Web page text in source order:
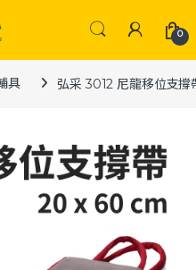
0
具 弘采 3012 尼龍移位支